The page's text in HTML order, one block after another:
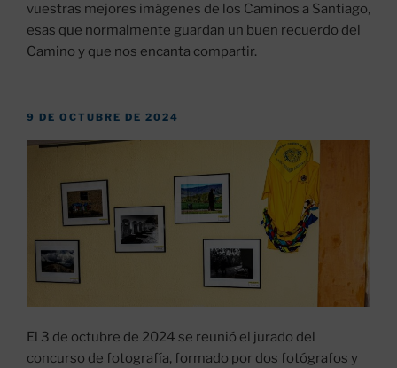
vuestras mejores imágenes de los Caminos a Santiago,
esas que normalmente guardan un buen recuerdo del
Camino y que nos encanta compartir.
PUBLICADO
9 DE OCTUBRE DE 2024
El 3 de octubre de 2024 se reunió el jurado del
concurso de fotografía, formado por dos fotógrafos y